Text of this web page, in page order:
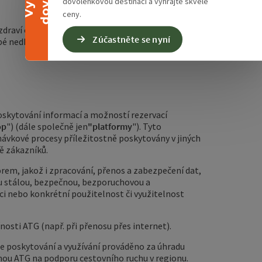
ceny.
Zúčastněte se nyní
osob - jsou však v případech lehké
nedbalosti.
Pokud je odpovědnost společnosti
informací a možností rezervací
") (dále společně jen"platformy"). Tyto
procesy příležitostně poskytovány v jiných
zákazníků.
jakož i zpracování, přenos a zabezpečení dat,
bezpečnou, bezporuchovou a
nebo konkrétní použitelnost či využitelnost
ATG (např. při přenosu přes internet).
a využívání prováděno za úhradu
ATG na podporu cestovního ruchu v regionu.